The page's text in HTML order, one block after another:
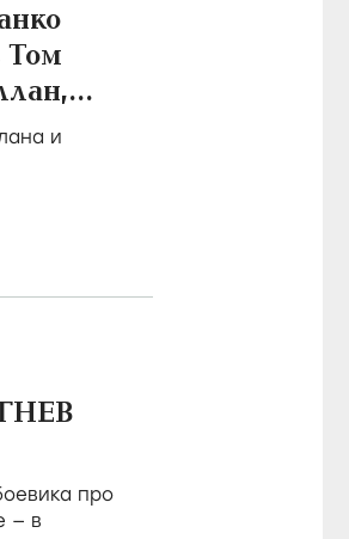
Том
и
про
— в